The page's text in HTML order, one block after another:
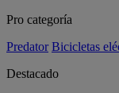
Pro categoría
Predator Bicicletas
Destacado